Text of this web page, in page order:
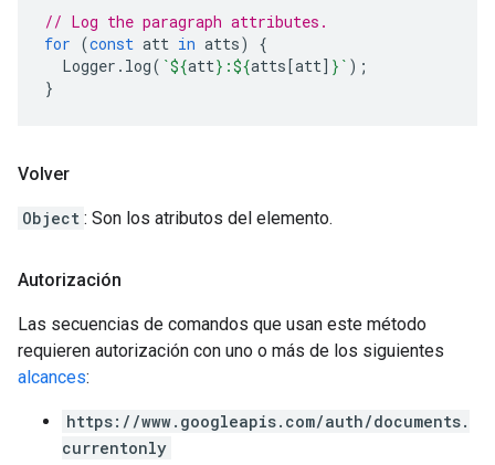
// Log the paragraph attributes.
for (const att in atts)
{
Logger . log( `${att} :${atts[att] } ` );
}
Volver
Object : Son los atributos del elemento.
Autorización
Las secuencias de comandos que usan este método
requieren autorización con uno o más de los siguientes
alcances:
https://www.googleapis.com/auth/documents.
currentonly